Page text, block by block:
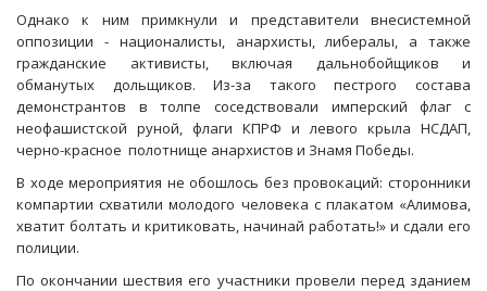
Однако к ним примкнули и представители внесистемной
оппозиции - националисты, анархисты, либералы, а также
гражданские активисты, включая дальнобойщиков и
обманутых дольщиков. Из-за такого пестрого состава
демонстрантов в толпе соседствовали имперский флаг с
неофашистской руной, флаги КПРФ и левого крыла НСДАП,
черно-красное полотнище анархистов и Знамя Победы.
В ходе мероприятия не обошлось без провокаций: сторонники
компартии схватили молодого человека с плакатом «Алимова,
хватит болтать и критиковать, начинай работать!» и сдали его
полиции.
По окончании шествия его участники провели перед зданием